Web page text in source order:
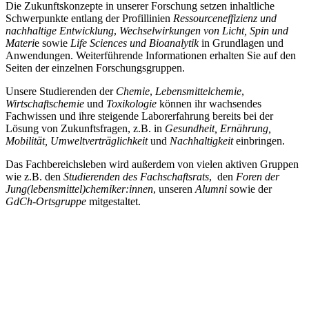
Die Zukunftskonzepte in unserer Forschung setzen inhaltliche
Schwerpunkte entlang der Profillinien Ressourceneffizienz und
nachhaltige Entwicklung, Wechselwirkungen von Licht, Spin und
Materie sowie Life Sciences und Bioanalytikin Grundlagen und
Anwendungen. Weiterführende Informationen erhalten Sie auf den
Seiten der einzelnen Forschungsgruppen.
Unsere Studierenden der Chemie, Lebensmittelchemie,
Wirtschaftschemie und Toxikologie können ihr wachsendes
Fachwissen und ihre steigende Laborerfahrung bereits bei der
Lösung von Zukunftsfragen, z.B. in Gesundheit, Ernährung,
Mobilität, Umweltverträglichkeitund Nachhaltigkeiteinbringen.
Das Fachbereichsleben wird außerdem von vielen aktiven Gruppen
wie z.B. den Studierenden des Fachschaftsrats, den Foren der
Jung(lebensmittel)chemiker:innen, unseren Alumni sowie der
GdCh-Ortsgruppe mitgestaltet.